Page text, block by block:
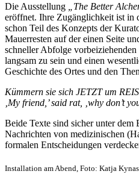
Die Ausstellung „The Better
eröffnet. Ihre Zugänglichkeit ist in
schon Teil des Konzepts der
Mauerresten auf der einen Seite
schneller Abfolge vorbeiziehenden
langsam zu sein und einen
Geschichte des Ortes und den
Kümmern sie sich JETZT um
‚My friend,’ said rat, ‚why don’t
Beide Texte sind sicher unter
Nachrichten von medizinischen
formalen Entscheidungen
Installation am Abend, Foto: Katja